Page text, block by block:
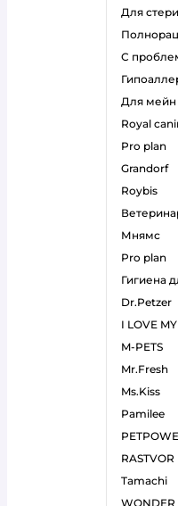
для
с
для
royal
pro plan
grandorf
roybis
мнямс
pro plan
гигиена
Dr.Petzer
I LOVE
M-PETS
Mr.Fresh
Ms.Kiss
Pamilee
RASTVOR
Tamachi